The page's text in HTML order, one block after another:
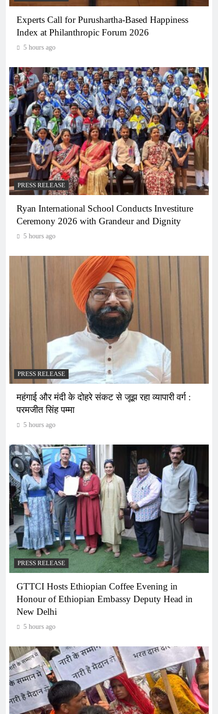
Experts Call for Purushartha-Based Happiness
Index at Philanthropic Forum 2026
5 hours ago
PRESS RELEASE
Ryan International School Conducts Investiture
Ceremony 2026 with Grandeur and Dignity
5 hours ago
PRESS RELEASE
महंगाई और मंदी के दोहरे संकट से जूझ रहा व्यापारी वर्ग :
परमजीत सिंह पम्मा
5 hours ago
PRESS RELEASE
GTTCI Hosts Ethiopian Coffee Evening in
Honour of Ethiopian Embassy Deputy Head in
New Delhi
5 hours ago